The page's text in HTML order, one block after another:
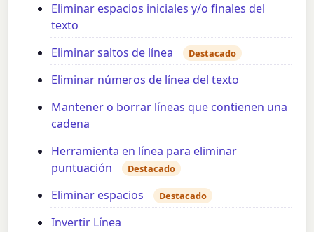
Eliminar espacios iniciales y/o finales del
texto
Eliminar saltos de línea
Destacado
Eliminar números de línea del texto
Mantener o borrar líneas que contienen una
cadena
Herramienta en línea para eliminar
puntuación
Destacado
Eliminar espacios Destacado
Invertir Línea